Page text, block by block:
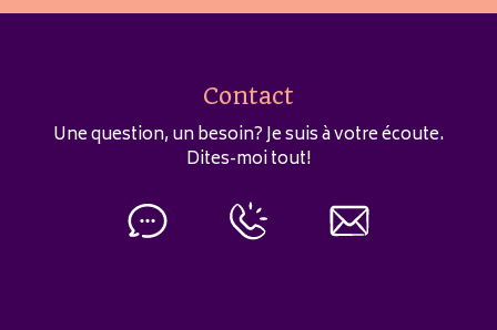
Contact
Une question, un besoin? Je suis à votre écoute.
Dites-moi tout!